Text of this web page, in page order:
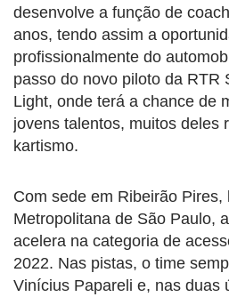
desenvolve a função de
anos, tendo assim a
profissionalmente do
passo do novo piloto da RTR
Light, onde terá a chance de
jovens talentos, muitos deles
kartismo.
Com sede em Ribeirão
Metropolitana de São Paulo,
acelera na categoria de
2022. Nas pistas, o time
Vinícius Papareli e, nas duas